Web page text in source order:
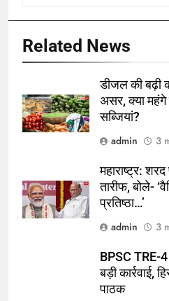
Related News
डीजल की बढ़ी
असर, क्या
सब्जियां?
admin
3
महाराष्ट्र:
तारीफ, बोले-
प्रतिष्ठा…’
admin
3
BPSC TRE-
बड़ी कार्रवाई,
पाठक